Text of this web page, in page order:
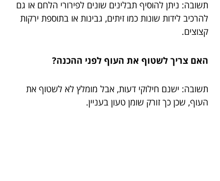
תשובה: ניתן להוסיף תבלינים שונים לפירורי הלחם או גם
להרכיב לידות שונות כמו זיתים, גבינות או בתוספת ירקות
קצוצים.
האם צריך לשטוף את העוף לפני ההכנה?
תשובה: ישנם חילוקי דעות, אבל מומלץ לא לשטוף את
העוף, שכן כך זורק שומן טעון בעניין.